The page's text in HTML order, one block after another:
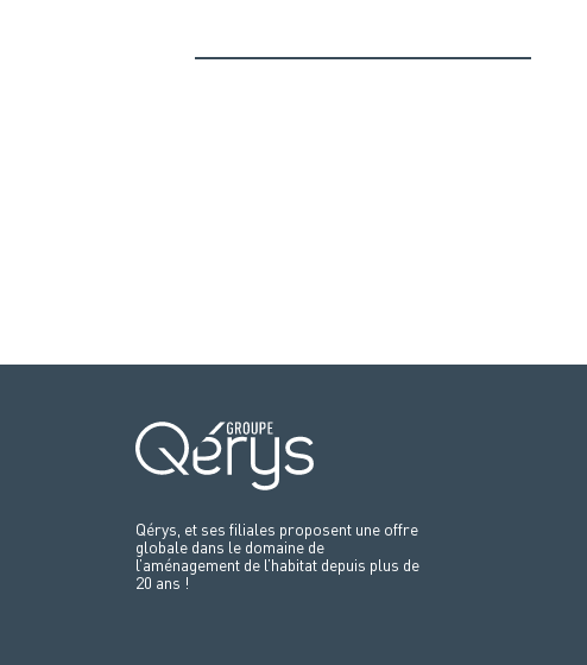
Qérys, et ses filiales proposent une offre
globale dans le domaine de
l’aménagement de l’habitat depuis plus de
20 ans !